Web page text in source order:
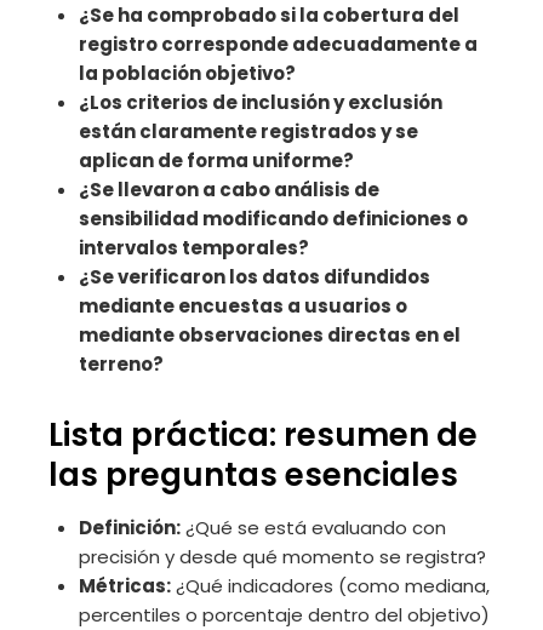
¿Se ha comprobado si la cobertura del
registro corresponde adecuadamente a
la población objetivo?
¿Los criterios de inclusión y exclusión
están claramente registrados y se
aplican de forma uniforme?
¿Se llevaron a cabo análisis de
sensibilidad modificando definiciones o
intervalos temporales?
¿Se verificaron los datos difundidos
mediante encuestas a usuarios o
mediante observaciones directas en el
terreno?
Lista práctica: resumen de
las preguntas esenciales
Definición:¿Qué se está evaluando con
precisión y desde qué momento se registra?
Métricas:¿Qué indicadores (como mediana,
percentiles o porcentaje dentro del objetivo)